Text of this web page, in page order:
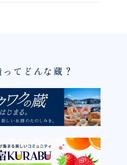
てどんな蔵？